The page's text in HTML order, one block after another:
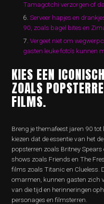
Tamagotchi verzorgen of
Serveer hapjes en
90, zoals bagel bites en
Vergeet niet om
gasten leuke foto’s kunnen
KIES EEN
ZOALS
FILMS.
Breng je themafeest jaren 90
kiezen dat de essentie van het
popsterren zoals Britney
shows zoals Friends en The
films zoals Titanic en Clueless.
omarmen, kunnen gasten zich
van die tijd en herinneringen
personages en filmsterren.